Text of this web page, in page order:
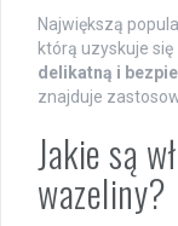
Największą
którą uzyskuje się
delikatną i
znajduje
Jakie są
wazeliny?